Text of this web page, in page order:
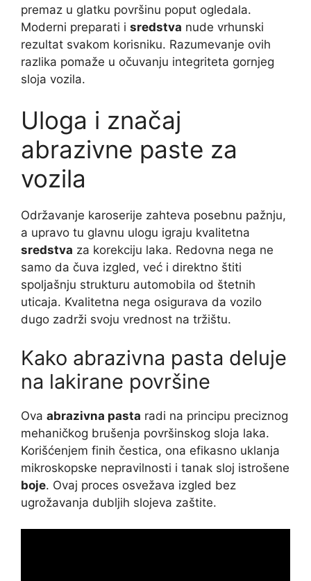
premaz u glatku površinu poput ogledala.
Moderni preparati i sredstva nude vrhunski
rezultat svakom korisniku. Razumevanje ovih
razlika pomaže u očuvanju integriteta gornjeg
sloja vozila.
Uloga i značaj
abrazivne paste za
vozila
Održavanje karoserije zahteva posebnu pažnju,
a upravo tu glavnu ulogu igraju kvalitetna
sredstva za korekciju laka. Redovna nega ne
samo da čuva izgled, već i direktno štiti
spoljašnju strukturu automobila od štetnih
uticaja. Kvalitetna nega osigurava da vozilo
dugo zadrži svoju vrednost na tržištu.
Kako abrazivna pasta deluje
na lakirane površine
Ova abrazivna pasta radi na principu preciznog
mehaničkog brušenja površinskog sloja laka.
Korišćenjem finih čestica, ona efikasno uklanja
mikroskopske nepravilnosti i tanak sloj istrošene
boje. Ovaj proces osvežava izgled bez
ugrožavanja dubljih slojeva zaštite.